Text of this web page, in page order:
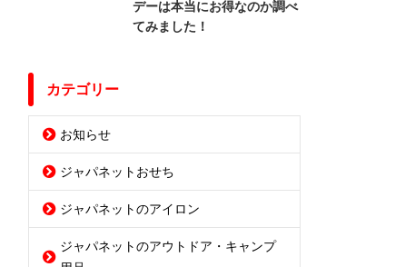
デーは本当にお得なのか調べ
てみました！
カテゴリー
お知らせ
ジャパネットおせち
ジャパネットのアイロン
ジャパネットのアウトドア・キャンプ